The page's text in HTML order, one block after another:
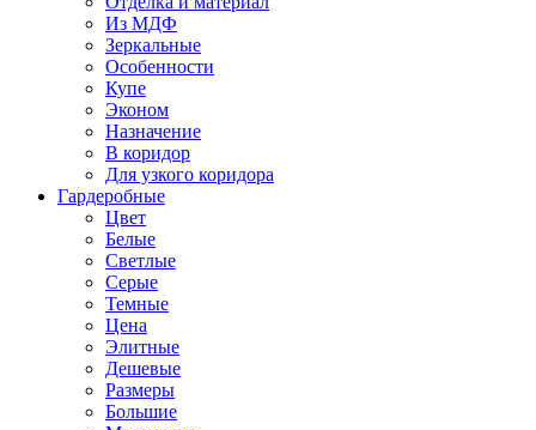
Из МДФ
Зеркальные
Особенности
Купе
Эконом
Назначение
В коридор
Для узкого коридора
Гардеробные
Цвет
Белые
Светлые
Серые
Темные
Цена
Элитные
Дешевые
Размеры
Большие